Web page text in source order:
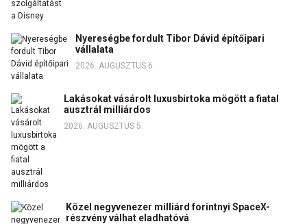
Nyereségbe fordult Tibor Dávid építőipari
vállalata
2026. AUGUSZTUS 6.
Lakásokat vásárolt luxusbirtoka mögött a fiatal
ausztrál milliárdos
2026. AUGUSZTUS 5.
Közel negyvenezer milliárd forintnyi SpaceX-
részvény válhat eladhatóvá